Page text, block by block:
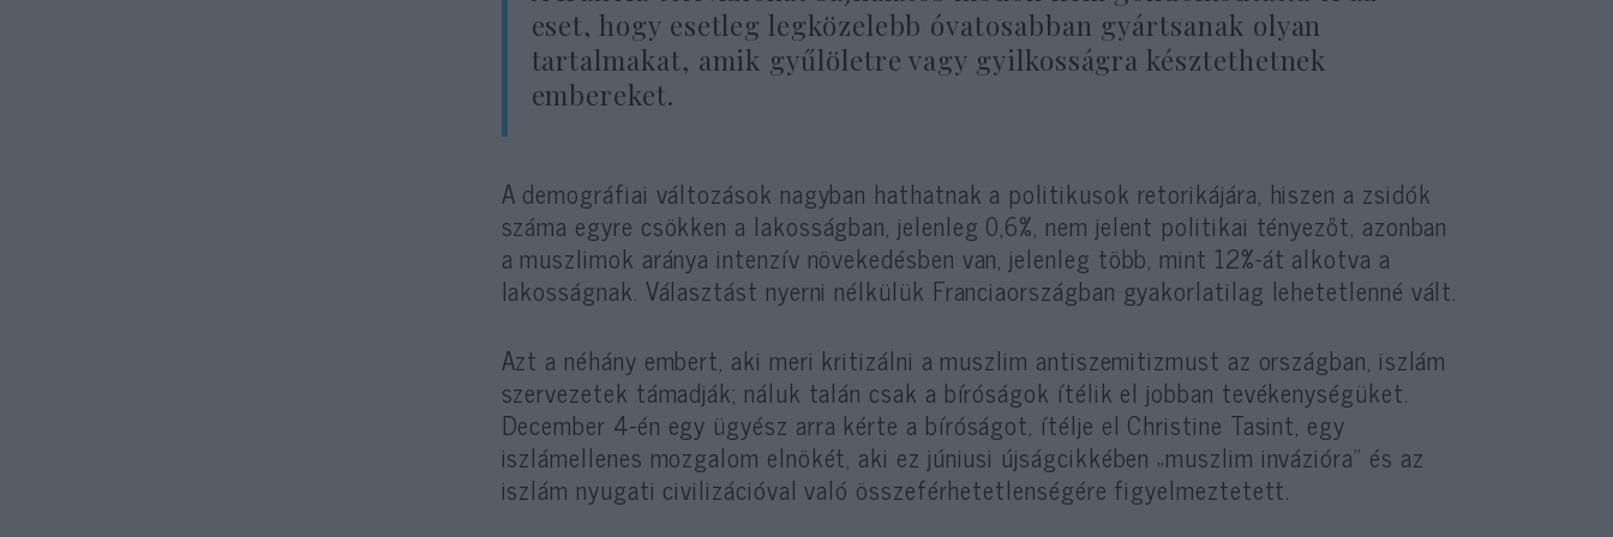
eset, hogy esetleg legközelebb óvatosabban gyártsanak olyan
tartalmakat, amik gyűlöletre vagy gyilkosságra késztethetnek
embereket.
A demográfiai változások nagyban hathatnak a politikusok retorikájára, hiszen a zsidók
száma egyre csökken a lakosságban, jelenleg 0,6%, nem jelent politikai tényezőt, azonban
a muszlimok aránya intenzív növekedésben van, jelenleg több, mint 12%-át alkotva a
lakosságnak. Választást nyerni nélkülük Franciaországban gyakorlatilag lehetetlenné vált.
Azt a néhány embert, aki meri kritizálni a muszlim antiszemitizmust az országban, iszlám
szervezetek támadják; náluk talán csak a bíróságok ítélik el jobban tevékenységüket.
December 4-én egy ügyész arra kérte a bíróságot, ítélje el Christine Tasint, egy
iszlámellenes mozgalom elnökét, aki ez júniusi újságcikkében „muszlim invázióra” és az
iszlám nyugati civilizációval való összeférhetetlenségére figyelmeztetett.